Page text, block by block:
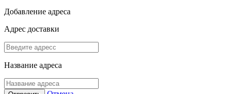
Добавление адреса
Адрес доставки
Название адреса